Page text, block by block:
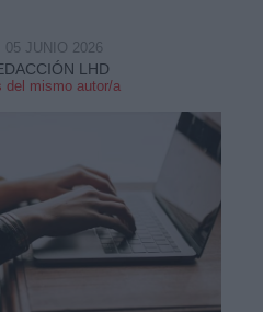
LHD
del mismo autor/a
05 JUNIO 2026